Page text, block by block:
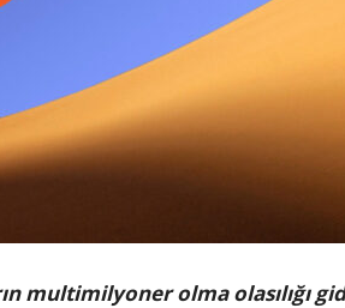
multimilyoner olma olasılığı